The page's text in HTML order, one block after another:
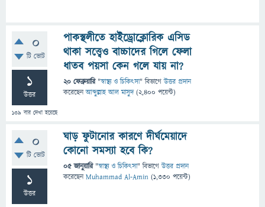
0
টি ভোট
1
উত্তর
139 বার দেখা হয়েছে
পাকস্থলীতে হাইড্রোক্লোরিক এসিড
থাকা সত্ত্বেও বাচ্চাদের গিলে ফেলা
ধাতব পয়সা কেন গলে যায় না?
20 ফেব্রুয়ারি "স্বাস্থ্য ও চিকিৎসা" বিভাগে উত্তর প্রদান
করেছেনআব্দুল্লাহ আল মাসুদ (2,400 পয়েন্ট)
0
টি ভোট
1
উত্তর
ঘাড় ফুটানোর কারণে দীর্ঘমেয়াদে
কোনো সমস্যা হবে কি?
05 জানুয়ারি "স্বাস্থ্য ও চিকিৎসা" বিভাগে উত্তর প্রদান
করেছেনMuhammad Al-Amin (1,330 পয়েন্ট)